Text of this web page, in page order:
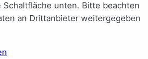
Schaltfläche unten. Bitte beachten
an Drittanbieter weitergegeben